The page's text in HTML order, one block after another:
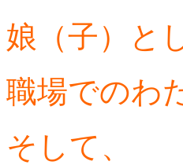
娘（子）と
職場でのわ
そして、